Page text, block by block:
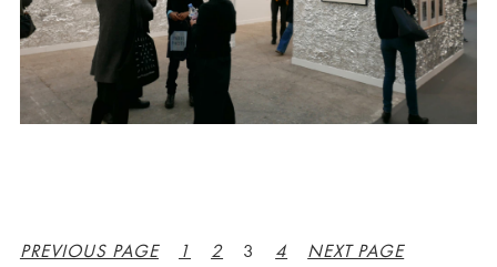
PREVIOUS PAGE 1 2 3 4 NEXT PAGE